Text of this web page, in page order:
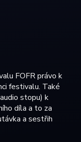
FOFR právo k
festivalu. Také
stopu) k
díla a to za
a sestřih